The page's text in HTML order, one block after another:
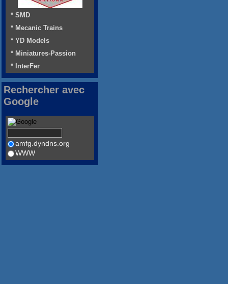
* SMD
* Mecanic Trains
* YD Models
* Miniatures-Passion
* InterFer
Rechercher avec
Google
amfg.dyndns.org
WWW